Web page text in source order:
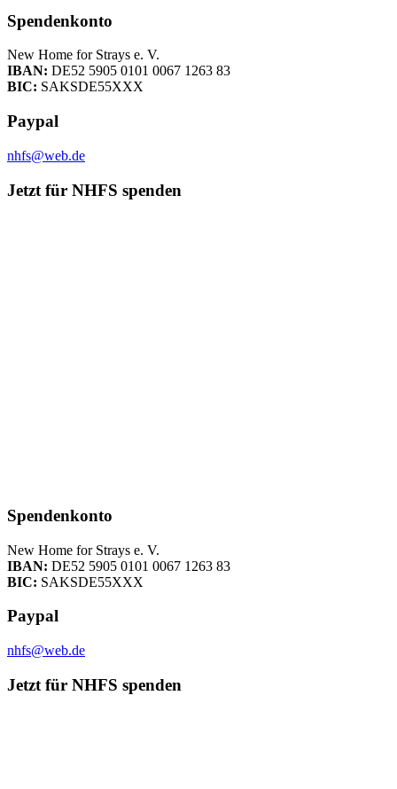
Spendenkonto
New Home for Strays e. V.
IBAN: DE52 5905 0101 0067 1263 83
BIC: SAKSDE55XXX
Paypal
nhfs@web.de
Jetzt für NHFS spenden
Spendenkonto
New Home for Strays e. V.
IBAN: DE52 5905 0101 0067 1263 83
BIC: SAKSDE55XXX
Paypal
nhfs@web.de
Jetzt für NHFS spenden